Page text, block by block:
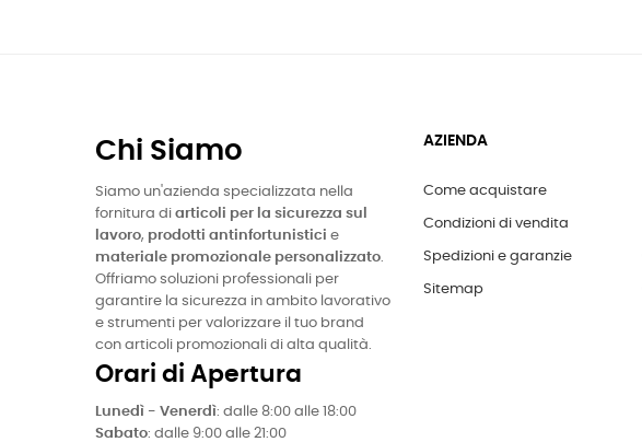
Chi Siamo
Siamo un'azienda specializzata nella
fornitura di articoli per la sicurezza sul
lavoro, prodotti antinfortunistici e
materiale promozionale personalizzato.
Offriamo soluzioni professionali per
garantire la sicurezza in ambito lavorativo
e strumenti per valorizzare il tuo brand
con articoli promozionali di alta qualità.
Orari di Apertura
Lunedì - Venerdì: dalle 8:00 alle 18:00
Sabato: dalle 9:00 alle 21:00
AZIENDA
Come acquistare
Condizioni di vendita
Spedizioni e garanzie
Sitemap